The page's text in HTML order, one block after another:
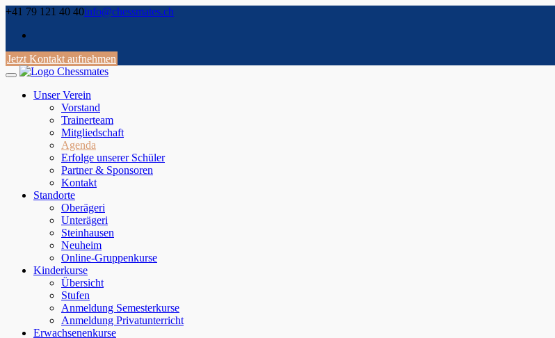
Skip
content
+41 79 121 40 40info@chessmates.ch
Jetzt Kontakt aufnehmen
Unser Verein
Vorstand
Trainerteam
Mitgliedschaft
Agenda
Erfolge unserer Schüler
Partner & Sponsoren
Kontakt
Standorte
Oberägeri
Unterägeri
Steinhausen
Neuheim
Online-Gruppenkurse
Kinderkurse
Übersicht
Stufen
Anmeldung Semesterkurse
Anmeldung Privatunterricht
Erwachsenenkurse